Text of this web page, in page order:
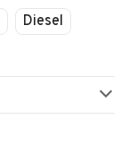
Diesel